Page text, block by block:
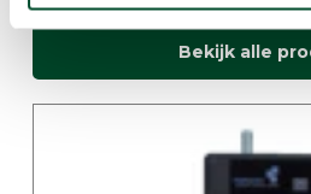
Bekijk alle